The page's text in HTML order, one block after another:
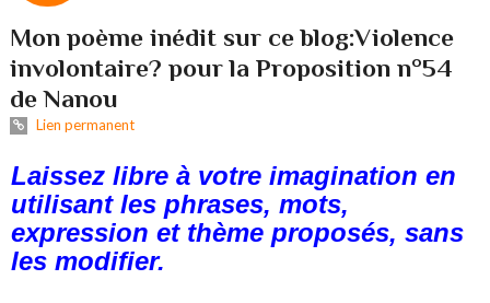
Mon poème inédit sur ce blog:Violence
involontaire? pour la Proposition n°54
de Nanou
Lien permanent
Laissez libre à votre imagination en
utilisant les phrases, mots,
expression et thème proposés, sans
les modifier.